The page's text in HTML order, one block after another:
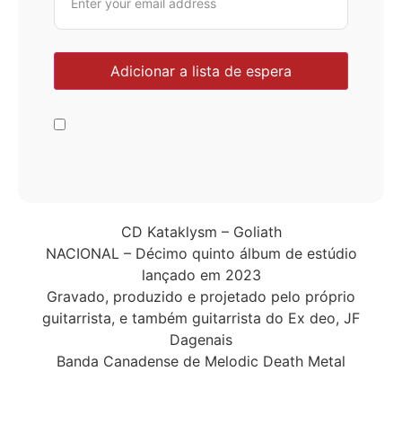
CD Kataklysm – Goliath
NACIONAL – Décimo quinto álbum de estúdio
lançado em 2023
Gravado, produzido e projetado pelo próprio
guitarrista, e também guitarrista do Ex deo, JF
Dagenais
Banda Canadense de Melodic Death Metal